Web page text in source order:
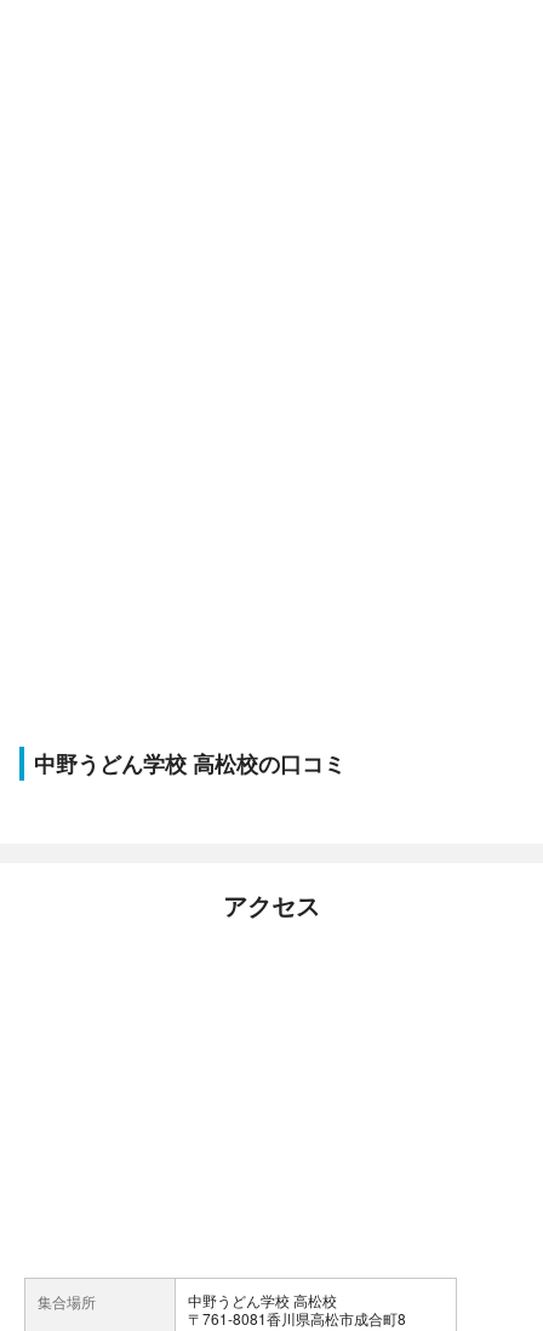
中野うどん学校 高松校の口コミ
アクセス
集合場所
中野うどん学校 高松校
〒761-8081香川県高松市成合町8